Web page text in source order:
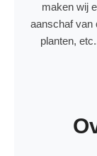
maken wij
aanschaf van
planten,